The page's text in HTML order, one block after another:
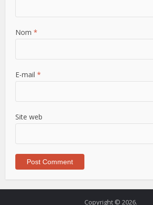
Nom*
E-mail*
Site web
Copyright © 2026.